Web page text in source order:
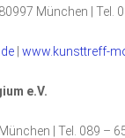
München | Tel.
www.kunsttreff-
e.V.
| Tel. 089 –